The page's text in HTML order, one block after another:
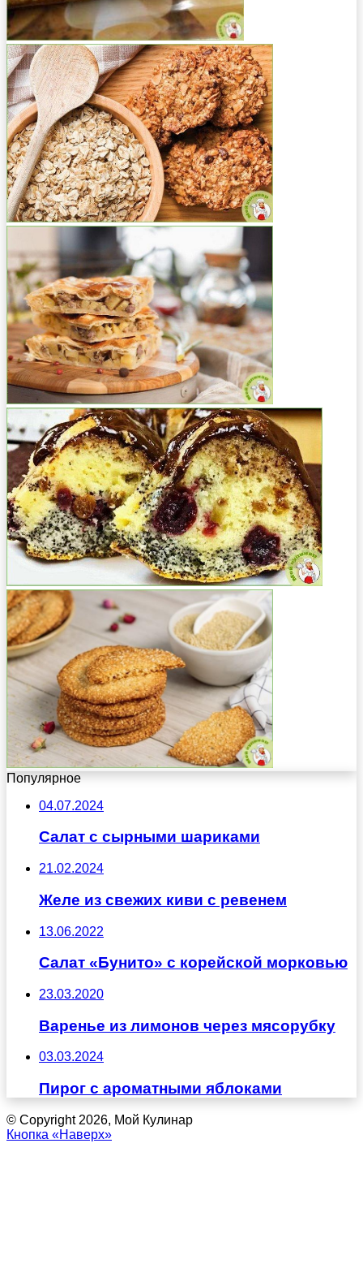
Популярное
04.07.2024
Салат с сырными шариками
21.02.2024
Желе из свежих киви с ревенем
13.06.2022
Салат «Бунито» с корейской морковью
23.03.2020
Варенье из лимонов через мясорубку
03.03.2024
Пирог с ароматными яблоками
© Copyright 2026, Мой Кулинар
Кнопка «Наверх»